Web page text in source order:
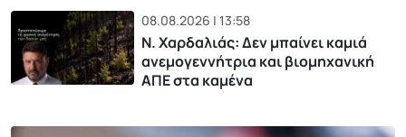
08.08.2026 | 13:58
Ν. Χαρδαλιάς: Δεν μπαίνει καμιά
ανεμογεννήτρια και βιομηχανική
ΑΠΕ στα καμένα